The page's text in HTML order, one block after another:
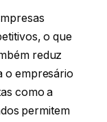
o que
reduz
o empresário
como a
permitem